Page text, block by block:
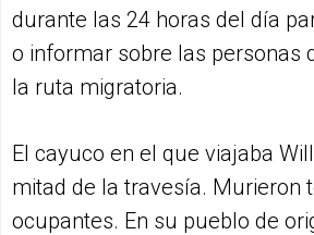
durante las 24 horas del día
o informar sobre las personas
la ruta migratoria.
El cayuco en el que viajaba
mitad de la travesía. Murieron
ocupantes. En su pueblo de